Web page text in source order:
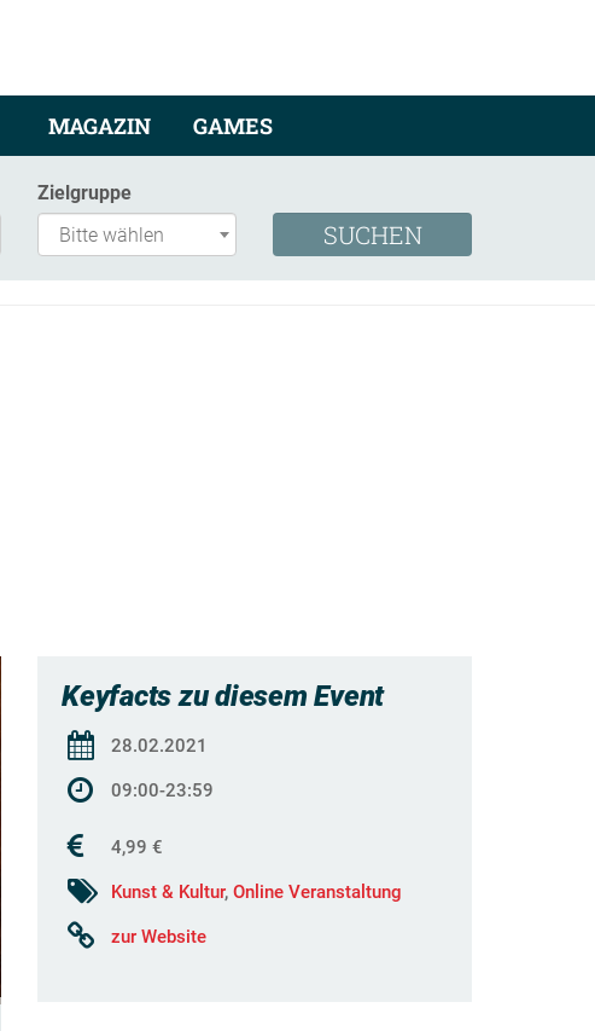
MAGAZIN GAMES
Zielgruppe
Keyfacts zu diesem Event
28.02.2021
09:00-23:59
4,99 €
Kunst & Kultur, Online Veranstaltung
zur Website